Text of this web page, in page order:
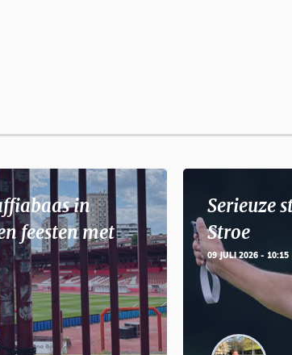
in
feesten met
Serieuze
Stroe
09 JULI 2026 - 10:15